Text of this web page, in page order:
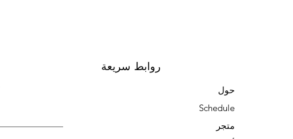
روابط سريعة
حول
Schedule
متجر